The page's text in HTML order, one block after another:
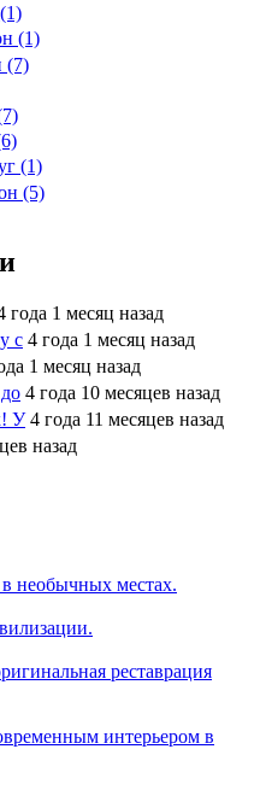
(1)
(7)
(1)
(5)
года 1 месяц назад
с 4 года 1 месяц назад
1 месяц назад
4 года 10 месяцев назад
У 4 года 11 месяцев назад
назад
необычных местах.
реставрация
интерьером в